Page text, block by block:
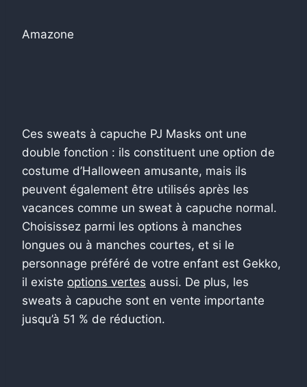
Amazone
Ces sweats à capuche PJ Masks ont une
double fonction : ils constituent une option de
costume d’Halloween amusante, mais ils
peuvent également être utilisés après les
vacances comme un sweat à capuche normal.
Choisissez parmi les options à manches
longues ou à manches courtes, et si le
personnage préféré de votre enfant est Gekko,
il existe options vertes aussi. De plus, les
sweats à capuche sont en vente importante
jusqu’à 51 % de réduction.